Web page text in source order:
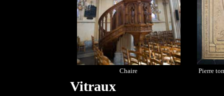
Chaire Pierre
Vitraux